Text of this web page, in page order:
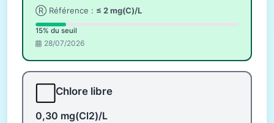
Ⓡ Référence : ≤ 2 mg(C)/L
15% du seuil
28/07/2026
Chlore libre
0,30 mg(Cl2)/L